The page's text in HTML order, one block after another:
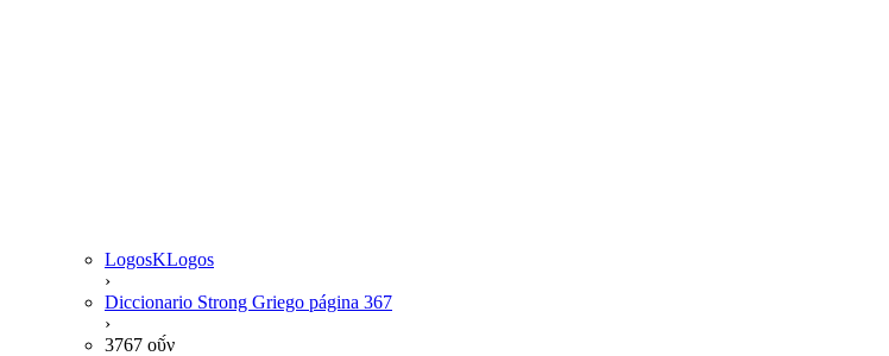
LogosKLogos
›
Diccionario Strong Griego página 367
›
3767 οῦ́ν